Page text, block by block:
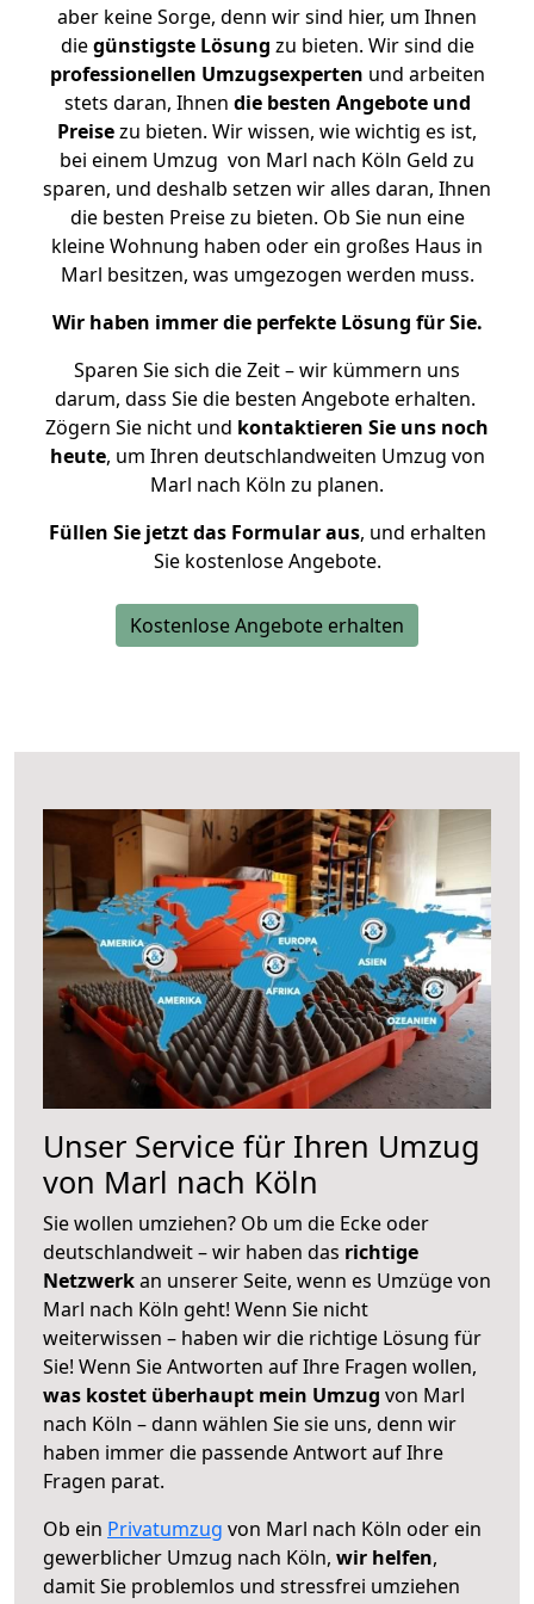
aber keine Sorge, denn wir sind hier, um Ihnen
diegünstigste Lösung zu bieten. Wir sind die
professionellen Umzugsexperten und arbeiten
stets daran, Ihnen die besten Angebote und
Preisezu bieten. Wir wissen, wie wichtig es ist,
bei einem Umzug von Marl nach Köln Geld zu
sparen, und deshalb setzen wir alles daran, Ihnen
die besten Preise zu bieten. Ob Sie nun eine
kleine Wohnung haben oder ein großes Haus in
Marl besitzen, was umgezogen werden muss.
Wir haben immer die perfekte Lösung für Sie.
Sparen Sie sich die Zeit – wir kümmern uns
darum, dass Sie die besten Angebote erhalten.
Zögern Sie nicht und kontaktieren Sie uns noch
heute, um Ihren deutschlandweiten Umzug von
Marl nach Köln zu planen.
Füllen Sie jetzt das Formular aus, und erhalten
Sie kostenlose Angebote.
Kostenlose Angebote erhalten
Unser Service für Ihren Umzug
von Marl nach Köln
Sie wollen umziehen? Ob um die Ecke oder
deutschlandweit – wir haben das richtige
Netzwerkan unserer Seite, wenn es Umzüge von
Marl nach Köln geht! Wenn Sie nicht
weiterwissen – haben wir die richtige Lösung für
Sie! Wenn Sie Antworten auf Ihre Fragen wollen,
was kostet überhaupt mein Umzug von Marl
nach Köln – dann wählen Sie sie uns, denn wir
haben immer die passende Antwort auf Ihre
Fragen parat.
Ob ein Privatumzug von Marl nach Köln oder ein
gewerblicher Umzug nach Köln, wir helfen,
damit Sie problemlos und stressfrei umziehen